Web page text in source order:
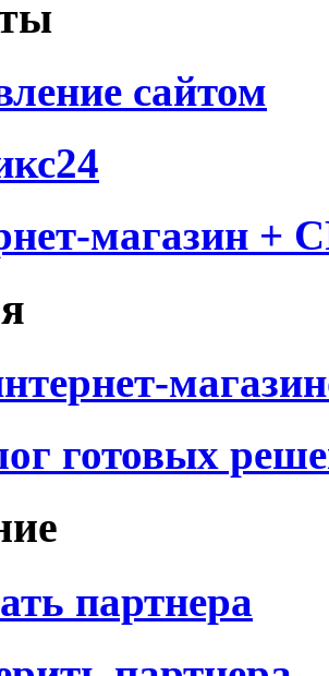
сайтом
магазин +
готовых
партнера